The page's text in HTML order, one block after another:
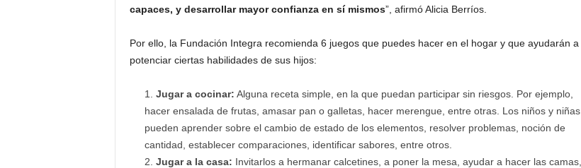
capaces, y desarrollar mayor confianza en sí mismos”, afirmó Alicia Berríos.
Por ello, la Fundación Integra recomienda 6 juegos que puedes hacer en el hogar y que ayudarán a
potenciar ciertas habilidades de sus hijos:
Jugar a cocinar: Alguna receta simple, en la que puedan participar sin riesgos. Por ejemplo,
hacer ensalada de frutas, amasar pan o galletas, hacer merengue, entre otras. Los niños y niñas
pueden aprender sobre el cambio de estado de los elementos, resolver problemas, noción de
cantidad, establecer comparaciones, identificar sabores, entre otros.
Jugar a la casa: Invitarlos a hermanar calcetines, a poner la mesa, ayudar a hacer las camas,